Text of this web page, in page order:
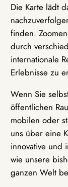
Die Karte lädt
finden.
durch
internationale
Erlebnisse zu
Wenn Sie
öffentlichen
mobilen oder
uns über eine
innovative und
wie unsere
ganzen Welt